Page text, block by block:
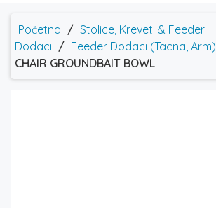
Početna / Stolice, Kreveti & Feeder
Dodaci / Feeder Dodaci (Tacna, Arm)
CHAIR GROUNDBAIT BOWL